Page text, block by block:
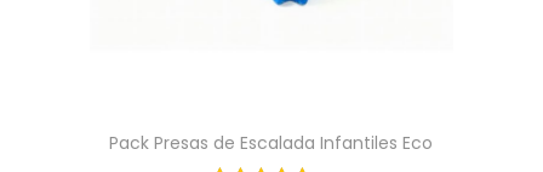
Pack Presas de Escalada Infantiles Eco